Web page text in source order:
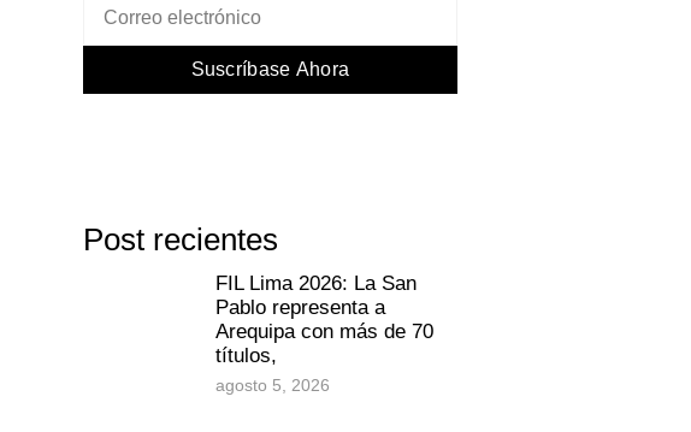
Suscríbase Ahora
Post recientes
FIL Lima 2026: La San
Pablo representa a
Arequipa con más de 70
títulos,
agosto 5, 2026